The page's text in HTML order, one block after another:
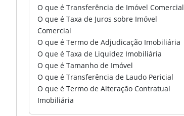
O que é Transferência de Imóvel Comercial
O que é Taxa de Juros sobre Imóvel
Comercial
O que é Termo de Adjudicação Imobiliária
O que é Taxa de Liquidez Imobiliária
O que é Tamanho de Imóvel
O que é Transferência de Laudo Pericial
O que é Termo de Alteração Contratual
Imobiliária